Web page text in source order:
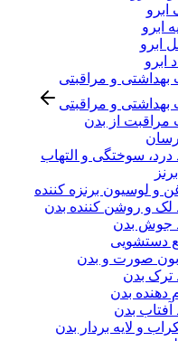
ابرو
ابرو
ابرو
ابرو
و مراقبتی
و مراقبتی
از بدن
سوختگی و التهاب
و لوسیون برنزه کننده
و روشن کننده بدن
جوش بدن
دستشویی
صورت و بدن
بدن
دهنده بدن
بدن
و لایه بردار بدن